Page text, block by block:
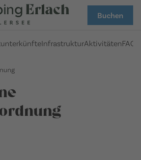
Buchen
InfrastrukturAktivitätenFAQ